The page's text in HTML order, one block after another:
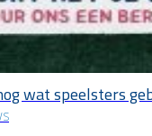
wat speelsters